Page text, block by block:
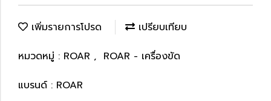
เพิ่มรายการโปรด
เปรียบเทียบ
หมวดหมู่ : ROAR , ROAR - เครื่องขัด
แบรนด์ : ROAR